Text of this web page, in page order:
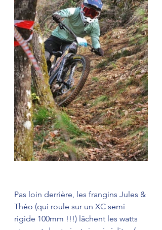
Pas loin derrière, les frangins Jules &
Théo (qui roule sur un XC semi
rigide 100mm !!!) lâchent les watts